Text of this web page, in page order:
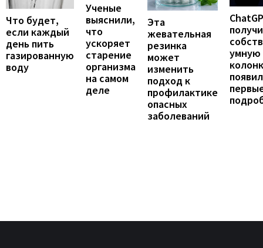
Что будет,
если каждый
день пить
газированную
воду
Ученые
выяснили,
что
ускоряет
старение
организма
на самом
деле
Эта
жевательная
резинка
может
изменить
подход к
профилактике
опасных
заболеваний
умную